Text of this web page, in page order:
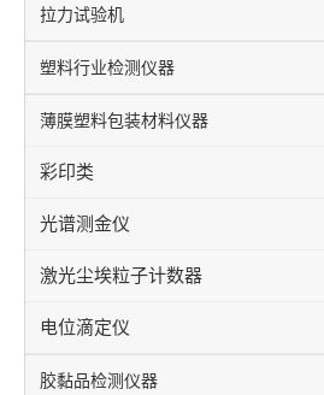
拉力试验机
塑料行业检测仪器
薄膜塑料包装材料仪器
彩印类
光谱测金仪
激光尘埃粒子计数器
电位滴定仪
胶黏品检测仪器